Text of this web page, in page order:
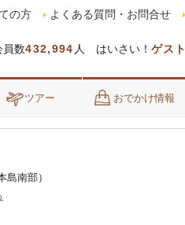
員数432,994 人 はいさい！ ゲスト
の方 よくある質問・お問合せ
ツアー おでかけ情報
南部）